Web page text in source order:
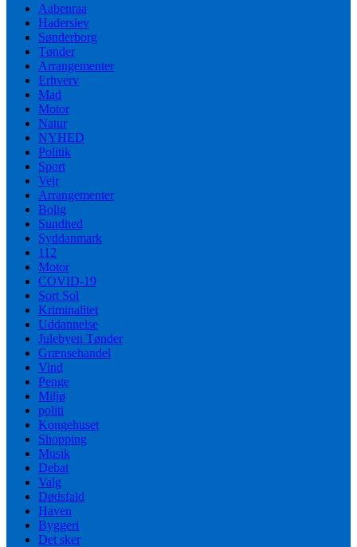
Aabenraa
Haderslev
Sønderborg
Tønder
Arrangementer
Erhverv
Mad
Motor
Natur
NYHED
Politik
Sport
Vejr
Arrangementer
Bolig
Sundhed
Syddanmark
112
Motor
COVID-19
Sort Sol
Kriminalitet
Uddannelse
Julebyen Tønder
Grænsehandel
Vind
Penge
Miljø
politi
Kongehuset
Shopping
Musik
Debat
Valg
Dødsfald
Haven
Byggeri
Det sker